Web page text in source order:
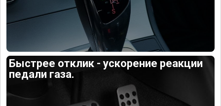
Быстрее отклик - ускорение реакции
педали газа.